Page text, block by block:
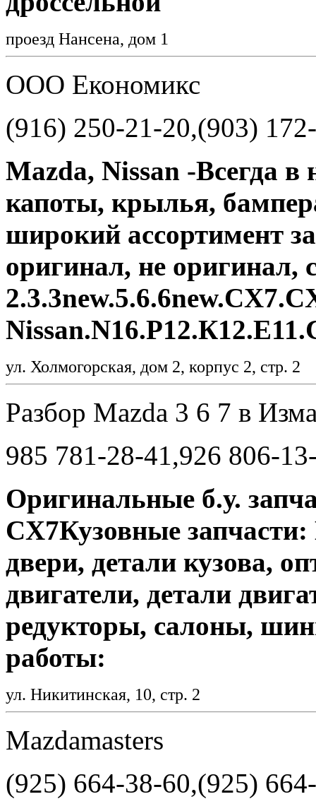
проезд Нансена, дом 1
ООО Економикс
(916) 250-21-20,(903)
Mazda, Nissan -Всегда
капоты, крылья,
широкий ассортимент
оригинал, не оригинал,
ул. Холмогорская, дом 2, корпус 2, стр. 2
Разбор Mazda 3 6 7 в
985 781-28-41,926 806-
Оригинальные б.у.
CX7Кузовные
двери, детали кузова,
двигатели, детали
редукторы, салоны,
работы:
ул. Никитинская, 10, стр. 2
Mazdamasters
(925) 664-38-60,(925)